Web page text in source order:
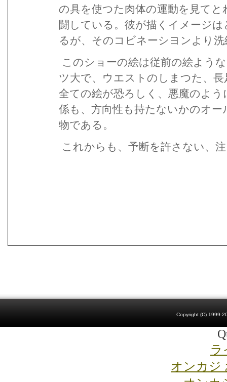
の具を使つた肉体の運動を見て
闘している。彼が描くイメージ
るが、そのコビネーシヨンより
このショーの絵は従前の絵よう
ツ大で、ウエストのしまつた、
全ての絵が恐ろしく、悪魔のよ
係も、方向性も持たないかのオ
物である。
これからも、予断を許さない、
Copyright (C) 1999-
ラ
オンカジ